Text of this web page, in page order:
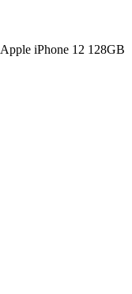
Apple iPhone 12 128GB